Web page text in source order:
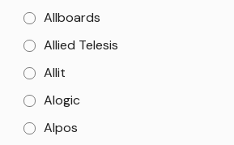
Allboards
Allied Telesis
Allit
Alogic
Alpos